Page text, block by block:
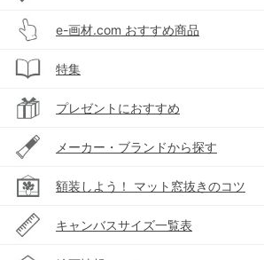
e-画材.com おすすめ商品
特集
プレゼントにおすすめ
メーカー・ブランドから探す
額装しよう！ マット窓抜きのコツ
キャンバスサイズ一覧表